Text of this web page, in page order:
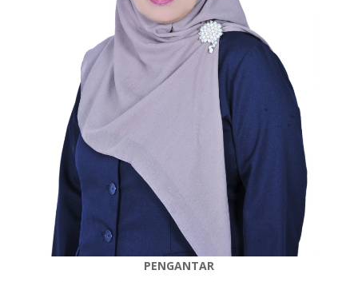
PENGANTAR